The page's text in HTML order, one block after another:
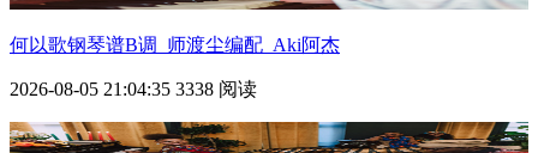
何以歌钢琴谱B调_师渡尘编配_Aki阿杰
2026-08-05 21:04:35 3338 阅读